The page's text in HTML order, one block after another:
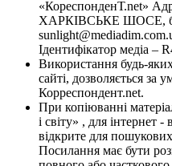
«КореспонденТ.net»
ХАРКІВСЬКЕ ШОСЕ,
Ідентифікатор медіа –
Використання будь-
сайті, дозволяється за
Корреспондент.net.
При копіюванні
і світу» , для інтернет
відкрите для
Посилання має бути